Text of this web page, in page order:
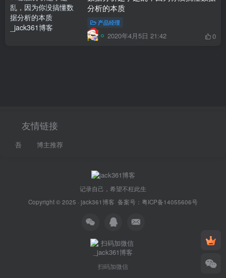
分析的本质
产品经理
2020年4月5日 21:42 0
友情链接
吾 博主推荐
记录自己，希望不枉此生
Copyright © 2025 · jack361博客 备案号： 粤ICP备14055606号
扫码加微信